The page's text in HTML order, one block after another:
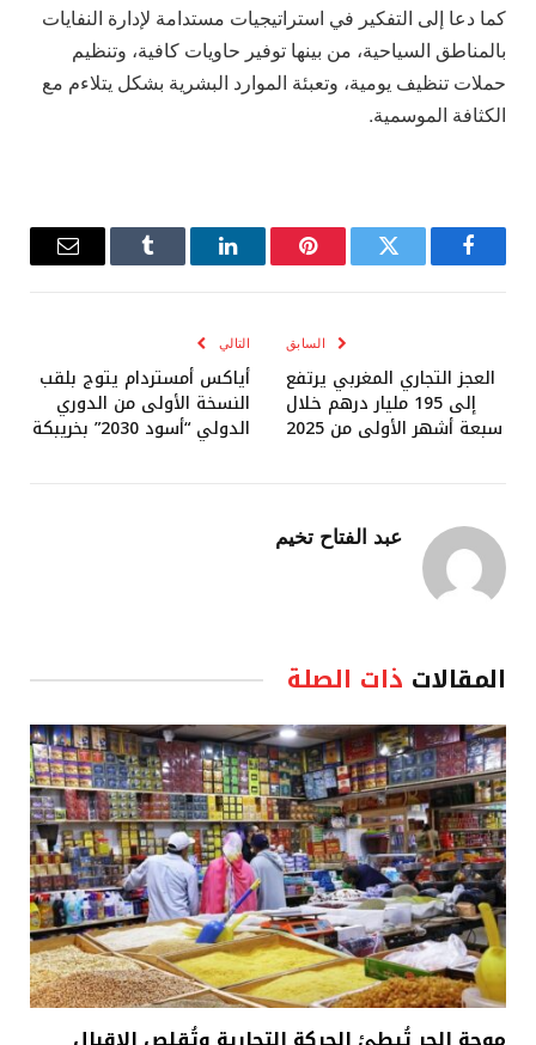
كما دعا إلى التفكير في استراتيجيات مستدامة لإدارة النفايات
بالمناطق السياحية، من بينها توفير حاويات كافية، وتنظيم
حملات تنظيف يومية، وتعبئة الموارد البشرية بشكل يتلاءم مع
الكثافة الموسمية.
فيسبوك تويتر بينتيريستلينكدإن Tumblr
البريد
السابق
العجز التجاري المغربي يرتفع
إلى 195 مليار درهم خلال
سبعة أشهر الأولى من 2025
التالي
أياكس أمستردام يتوج بلقب
النسخة الأولى من الدوري
الدولي “أسود 2030” بخريبكة
عبد الفتاح تخيم
المقالات ذات الصلة